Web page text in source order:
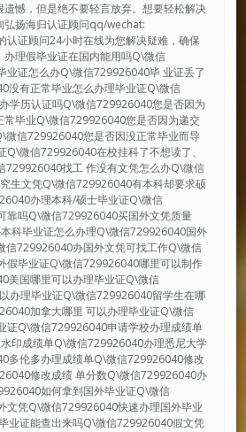
憾，但是绝不要轻言放弃。想要轻松解决
弘扬海归认证顾问qq/wechat:
认证顾问24小时在线为您解决疑难，确保
理假毕业证在国内能用吗Q\微信
业证怎么办Q\微信729926040毕 业证丢了
没有正常毕业怎么办理毕业证Q\微信
学历认证吗Q\微信729926040您是否因为
常毕业Q\微信729926040您是否因为递交
微信729926040您是否因没正常毕业而导
Q\微信729926040在校挂科了不想读了、
729926040找工 作没有文凭怎么办Q\微信
生文凭Q\微信729926040有本科却要求硕
办理本科/硕士毕业证Q\微信
靠吗Q\微信729926040买国外文凭质量
科毕业证怎么办理Q\微信729926040国外
信729926040办国外文凭可找工作Q\微信
假毕业证Q\微信729926040哪里可以制作
美国哪里可以办理毕业证Q\微信
办理毕业证Q\微信729926040留学生在哪
加拿大哪里 可以办理毕业证Q\微信
证Q\微信729926040申请学校办理成绩单
印成绩单Q\微信729926040办理悉尼大学
多伦多办理成绩单Q\微信729926040修改
修改成绩 单分数Q\微信729926040办
如何拿到国外毕业证Q\微信
文凭Q\微信729926040快速办理国外毕业
业证能查出来吗Q\微信729926040假文凭